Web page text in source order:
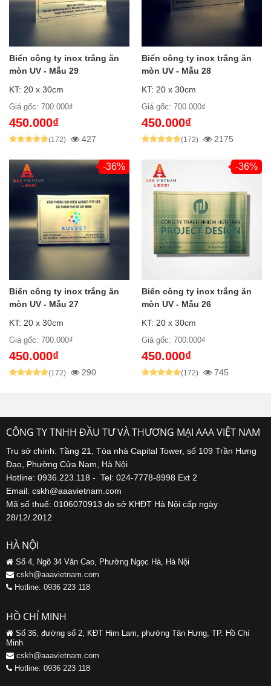
Biển công ty inox trắng ăn
mòn UV - Mẫu 29
KT: 20 x 30cm
Giá gốc: 700.000₫
450.000₫
(172) 427
Biển công ty inox trắng ăn
mòn UV - Mẫu 28
KT: 20 x 30cm
Giá gốc: 700.000₫
450.000₫
(172) 2175
-36%
Biển công ty inox trắng ăn
mòn UV - Mẫu 27
KT: 20 x 30cm
Giá gốc: 700.000₫
450.000₫
(172) 290
-36%
Biển công ty inox trắng ăn
mòn UV - Mẫu 26
KT: 20 x 30cm
Giá gốc: 700.000₫
450.000₫
(172) 745
CÔNG TY TNHH ĐẦU TƯ VÀ THƯƠNG MẠI AAA VIỆT NAM
Trụ sở chính: Tầng 21, Tòa nhà Capital Tower, số 109 Trần Hưng
Đạo, Phường Cửa Nam, Hà Nội
Hotline: 0936.223.118 - Tel: 024-7778-8998 Ext 2
Email: cskh@aaavietnam.com
Mã số thuế: 0106070913 do sở KHĐT Hà Nội cấp ngày
28/12/.2012
HÀ NỘI
Số 4, Ngõ 34 Văn Cao, Phường Ngọc Hà, Hà Nội
cskh@aaavietnam.com
Hotline: 0936 223 118
HỒ CHÍ MINH
Số 36, đường số 2, KĐT Him Lam, phường Tân Hưng, TP. Hồ Chí
Minh
cskh@aaavietnam.com
Hotline: 0936 223 118